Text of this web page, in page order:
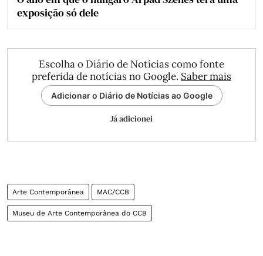
exposição só dele
Escolha o Diário de Notícias como fonte
preferida de notícias no Google. Saber mais
Adicionar o Diário de Notícias ao Google
Já adicionei
Arte Contemporânea MAC/CCB
Museu de Arte Contemporânea do CCB